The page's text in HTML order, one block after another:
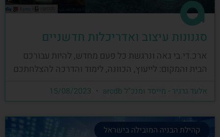
סגנונות עיצוב ואדריכלות חדשניים
ארכ.די.בי גאה ונרגשת כל פעם מחדש, להיות עבורכם
הבית והמקום: לייעוץ, הכוונה, לימוד והדרכה להצלחתכם
אלעד גרגיר - מייסד ומנכ"ל arcdb
קהילת הבניה המובילה בישראל